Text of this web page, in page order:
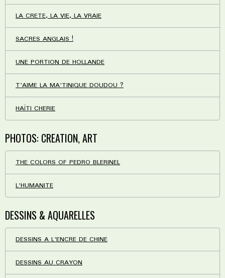
LA CRETE, LA VIE, LA VRAIE
SACRES ANGLAIS !
UNE PORTION DE HOLLANDE
T'AIME LA MA'TINIQUE DOUDOU ?
HAÏTI CHERIE
PHOTOS: CREATION, ART
THE COLORS OF PEDRO BLERINEL
L'HUMANITE
DESSINS & AQUARELLES
DESSINS A L'ENCRE DE CHINE
DESSINS AU CRAYON